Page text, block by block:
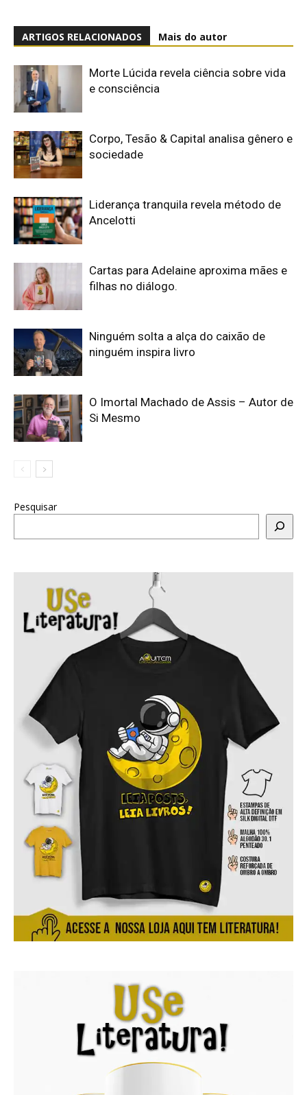
ARTIGOS RELACIONADOS Mais do autor
Morte Lúcida revela ciência sobre vida
e consciência
Corpo, Tesão & Capital analisa gênero e
sociedade
Liderança tranquila revela método de
Ancelotti
Cartas para Adelaine aproxima mães e
filhas no diálogo.
Ninguém solta a alça do caixão de
ninguém inspira livro
O Imortal Machado de Assis – Autor de
Si Mesmo
Pesquisar